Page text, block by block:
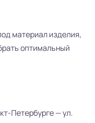
материал изделия,
оптимальный
Петербурге — ул.